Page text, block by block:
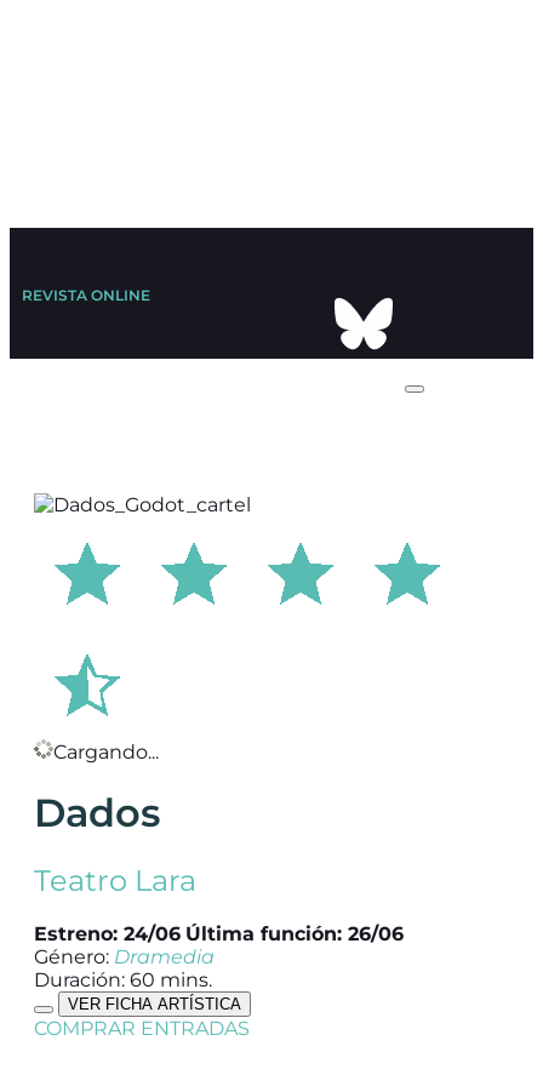
REVISTA ONLINE
Cargando...
Dados
Teatro Lara
Estreno: 24/06 Última función: 26/06
Género: Dramedia
Duración: 60 mins.
VER FICHA ARTÍSTICA
COMPRAR ENTRADAS